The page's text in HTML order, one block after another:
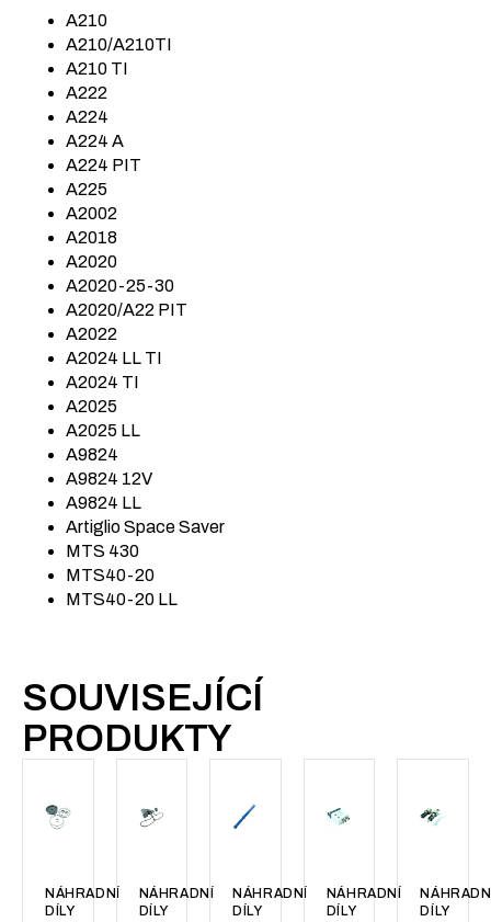
A210
A210/A210TI
A210 TI
A222
A224
A224 A
A224 PIT
A225
A2002
A2018
A2020
A2020-25-30
A2020/A22 PIT
A2022
A2024 LL TI
A2024 TI
A2025
A2025 LL
A9824
A9824 12V
A9824 LL
Artiglio Space Saver
MTS 430
MTS40-20
MTS40-20 LL
SOUVISEJÍCÍ
PRODUKTY
NÁHRADNÍ
DÍLY
NÁHRADNÍ
DÍLY
NÁHRADNÍ
DÍLY
NÁHRADNÍ
DÍLY
DÍLY